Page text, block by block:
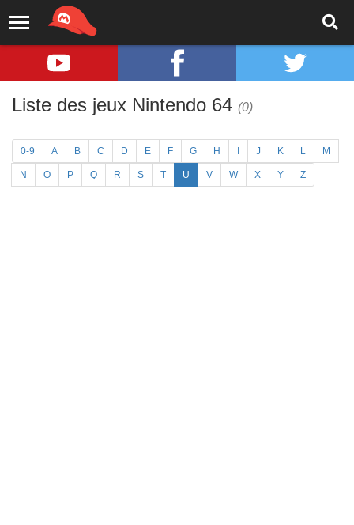
Liste des jeux Nintendo 64 (0)
0-9 A B C D E F G H J K L M
N O P Q R S T U V W X Y Z